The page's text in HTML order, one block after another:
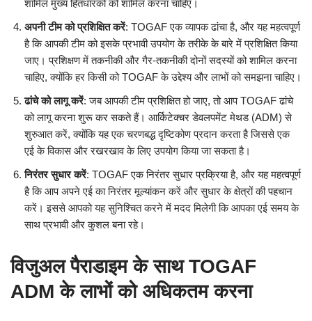
शामिल मुख्य हितधारकों को शामिल करना चाहिए।
अपनी टीम को प्रशिक्षित करें: TOGAF एक व्यापक ढांचा है, और यह महत्वपूर्ण
है कि आपकी टीम को इसके प्रभावी उपयोग के तरीके के बारे में प्रशिक्षित किया
जाए। प्रशिक्षण में तकनीकी और गैर-तकनीकी दोनों सदस्यों को शामिल करना
चाहिए, क्योंकि हर किसी को TOGAF के उद्देश्य और लाभों को समझना चाहिए।
ढांचे को लागू करें: जब आपकी टीम प्रशिक्षित हो जाए, तो आप TOGAF ढांचे
को लागू करना शुरू कर सकते हैं। आर्किटेक्चर डेवलपमेंट मेथड (ADM) से
शुरुआत करें, क्योंकि यह एक चरणबद्ध दृष्टिकोण प्रदान करता है जिससे एक
एई के विकास और रखरखाव के लिए उपयोग किया जा सकता है।
निरंतर सुधार करें: TOGAF एक निरंतर सुधार प्रक्रिया है, और यह महत्वपूर्ण
है कि आप अपने एई का निरंतर मूल्यांकन करें और सुधार के क्षेत्रों की पहचान
करें। इससे आपको यह सुनिश्चित करने में मदद मिलेगी कि आपका एई समय के
साथ प्रभावी और कुशल बना रहे।
विजुअल पैराडाइम के साथ TOGAF
ADM के लाभों को अधिकतम करना